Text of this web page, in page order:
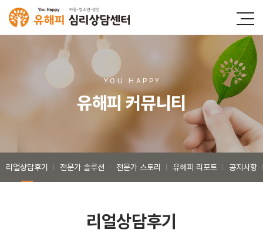
YOU HAPPY
유해피 커뮤니티
리얼상담후기 전문가 솔루션 전문가 스토리 유해피 리포트 공지사항
리얼상담후기